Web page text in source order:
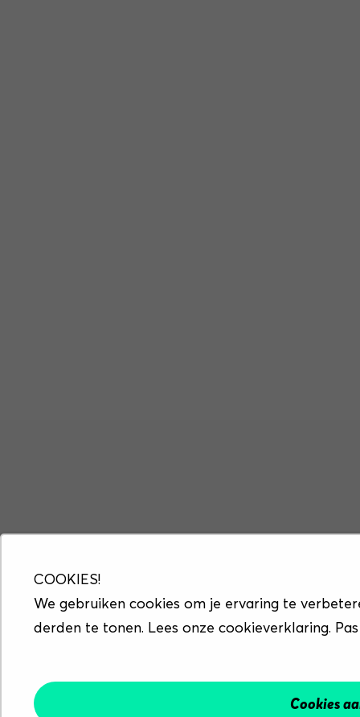
COOKIES!
We gebruiken cookies om je ervaring te
derden te tonen. Lees onze cookieverklaring.
Cookies